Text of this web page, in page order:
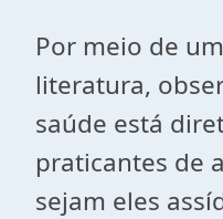
Por meio de
literatura,
saúde está
praticantes de
sejam eles